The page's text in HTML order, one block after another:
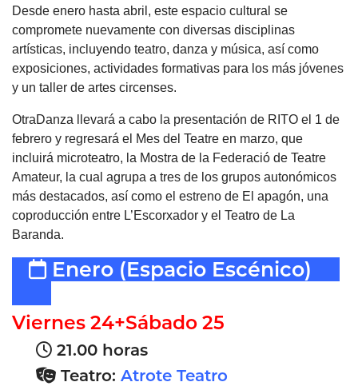
Desde enero hasta abril, este espacio cultural se
compromete nuevamente con diversas disciplinas
artísticas, incluyendo teatro, danza y música, así como
exposiciones, actividades formativas para los más jóvenes
y un taller de artes circenses.
OtraDanza llevará a cabo la presentación de RITO el 1 de
febrero y regresará el Mes del Teatre en marzo, que
incluirá microteatro, la Mostra de la Federació de Teatre
Amateur, la cual agrupa a tres de los grupos autonómicos
más destacados, así como el estreno de El apagón, una
coproducción entre L’Escorxador y el Teatro de La
Baranda.
Enero (Espacio Escénico)
Viernes 24+Sábado 25
21.00 horas
Teatro: Atrote Teatro